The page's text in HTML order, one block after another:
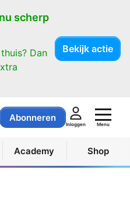
scherp
Dan
Bekijk actie
Abonneren
Inloggen Menu
Academy Shop